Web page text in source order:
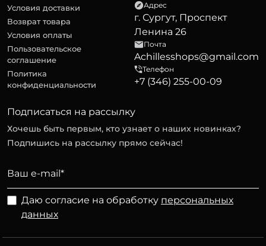
Условия доставки
Возврат товара
Условия оплаты
Пользовательское
соглашение
Политика
конфиденциальности
Адрес
г. Сургут, Проспект
Ленина 26
Почта
Achillesshops@gmail.com
Телефон
+7 (346) 255-00-09
Подписаться на рассылку
Хочешь быть первым, кто узнает о наших новинках?
Подпишись на рассылку прямо сейчас!
Даю согласие на обработку персональных
данных